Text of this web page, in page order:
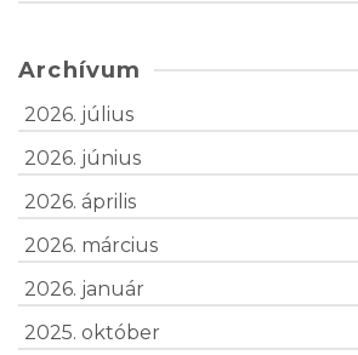
Archívum
2026. július
2026. június
2026. április
2026. március
2026. január
2025. október